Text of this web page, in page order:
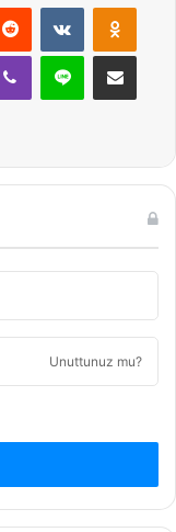
Reddit VKontakte
Viber Line E-Posta ile
Unuttunuz mu?